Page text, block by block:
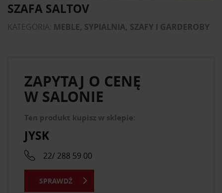
SZAFA SALTOV
KATEGORIA: MEBLE, SYPIALNIA, SZAFY I GARDEROBY
ZAPYTAJ O CENĘ
W SALONIE
Ten produkt kupisz w sklepie:
JYSK
22/ 288 59 00
SPRAWDŹ